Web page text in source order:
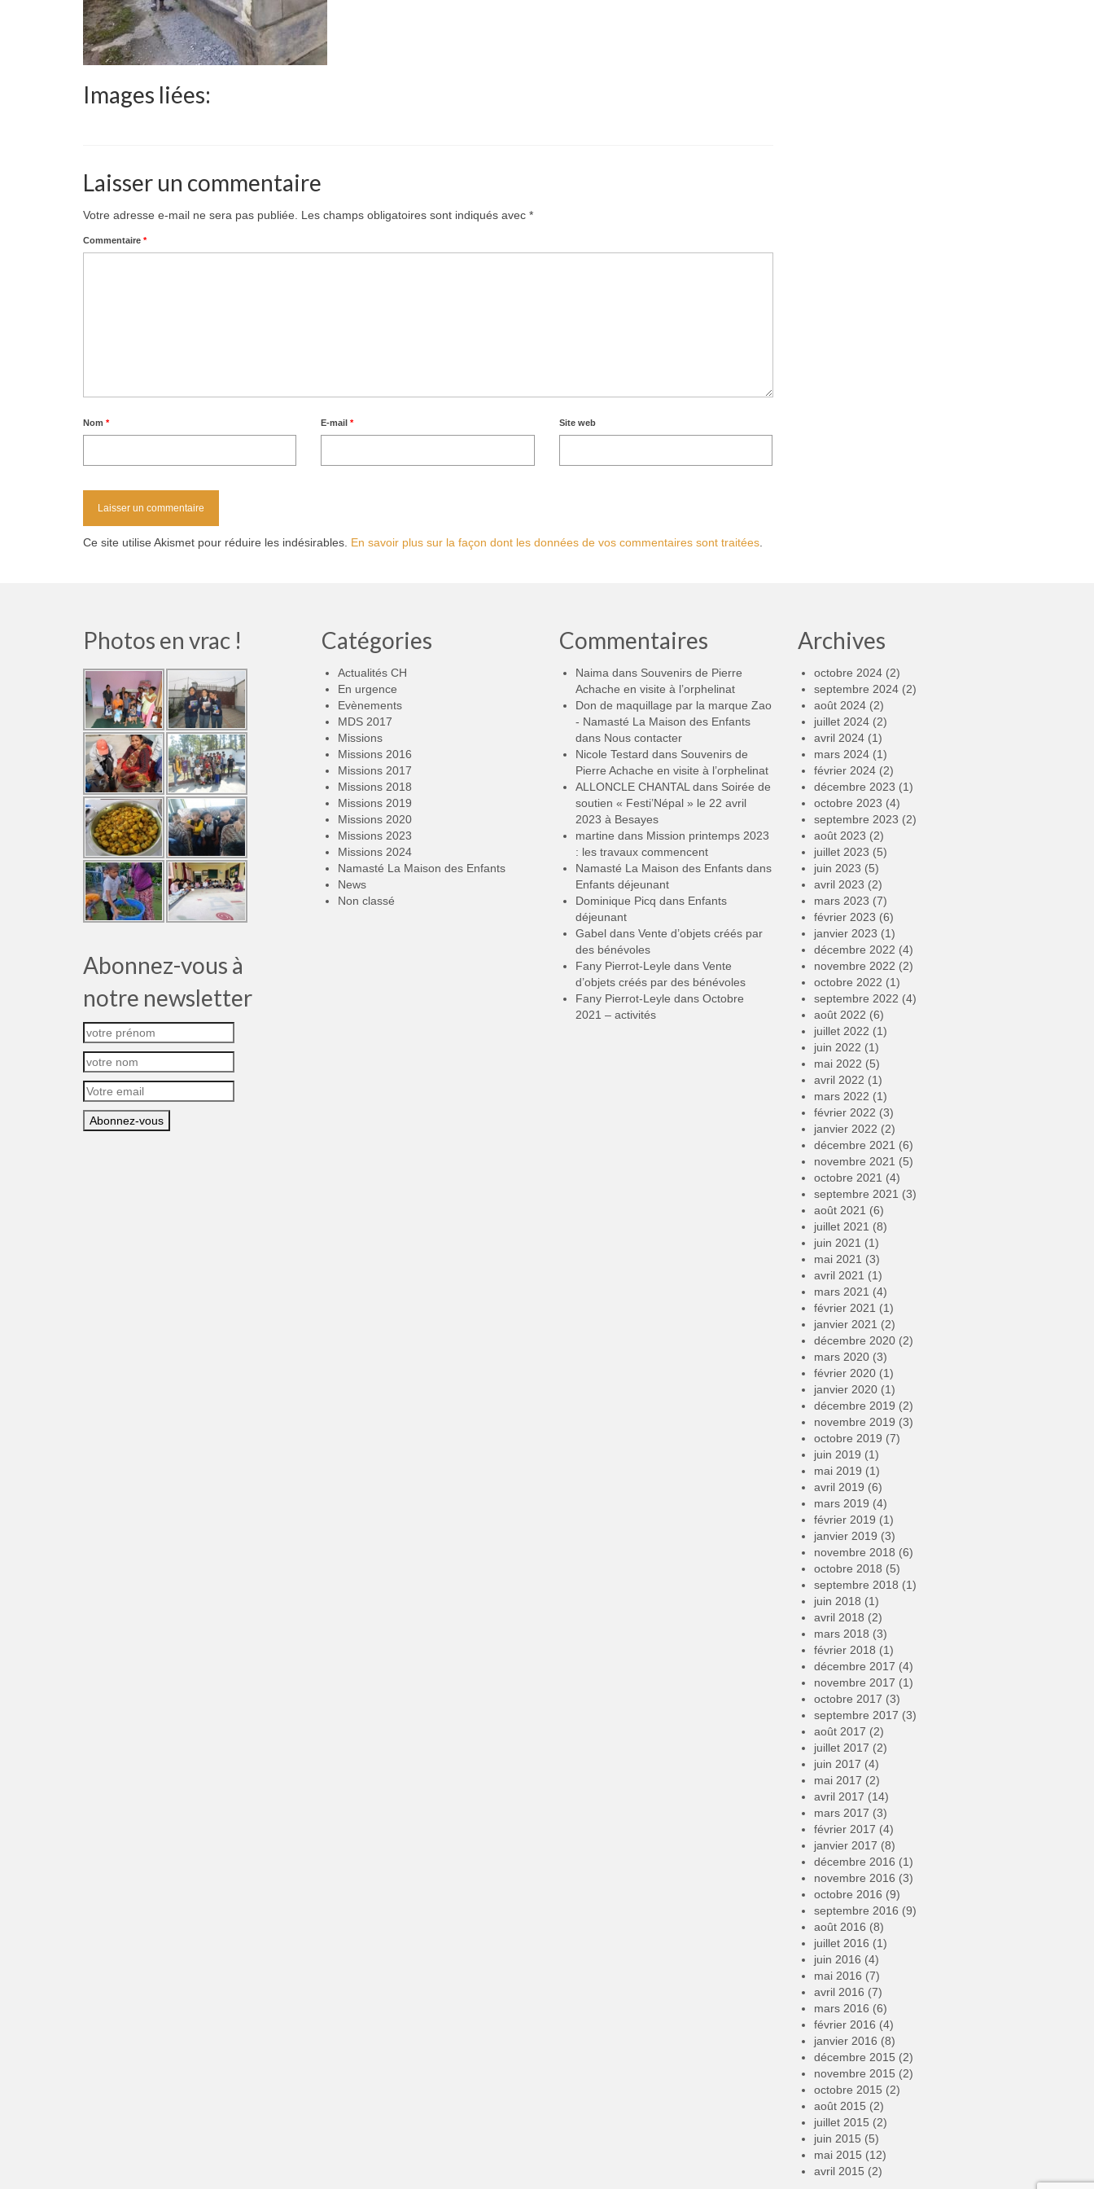
Images liées:
Laisser un commentaire
Votre adresse e-mail ne sera pas publiée. Les champs obligatoires sont indiqués avec *
Commentaire *
Nom * E-mail* Site web
Ce site utilise Akismet pour réduire les indésirables. En savoir plus sur la façon dont les données de vos commentaires sont traitées
Photos en vrac !
Abonnez-vous à
notre newsletter
Catégories
Actualités CH
En urgence
Evènements
MDS 2017
Missions
Missions 2016
Missions 2017
Missions 2018
Missions 2019
Missions 2020
Missions 2023
Missions 2024
Namasté La Maison des Enfants
News
Non classé
Commentaires
Naima dans Souvenirs de Pierre
Achache en visite à l’orphelinat
Don de maquillage par la marque Zao
- Namasté La Maison des Enfants
dans Nous contacter
Nicole Testard dans Souvenirs de
Pierre Achache en visite à l’orphelinat
ALLONCLE CHANTAL dans Soirée de
soutien « Festi’Népal » le 22 avril
2023 à Besayes
martine dans Mission printemps 2023
: les travaux commencent
Namasté La Maison des Enfants dans
Enfants déjeunant
Dominique Picq dans Enfants
déjeunant
Gabel dans Vente d’objets créés par
des bénévoles
Fany Pierrot-Leyle dans Vente
d’objets créés par des bénévoles
Fany Pierrot-Leyle dans Octobre
2021 – activités
Archives
octobre 2024(2)
septembre 2024(2)
août 2024(2)
juillet 2024(2)
avril 2024(1)
mars 2024(1)
février 2024(2)
décembre 2023 (1)
octobre 2023 (4)
septembre 2023 (2)
août 2023 (2)
juillet 2023 (5)
juin 2023 (5)
avril 2023 (2)
mars 2023 (7)
février 2023 (6)
janvier 2023 (1)
décembre 2022 (4)
novembre 2022 (2)
octobre 2022 (1)
septembre 2022 (4)
août 2022 (6)
juillet 2022 (1)
juin 2022 (1)
mai 2022 (5)
avril 2022 (1)
mars 2022 (1)
février 2022 (3)
janvier 2022 (2)
décembre 2021 (6)
novembre 2021 (5)
octobre 2021 (4)
septembre 2021 (3)
août 2021 (6)
juillet 2021 (8)
juin 2021 (1)
mai 2021 (3)
avril 2021 (1)
mars 2021 (4)
février 2021 (1)
janvier 2021 (2)
décembre 2020(2)
mars 2020(3)
février 2020(1)
janvier 2020(1)
décembre 2019 (2)
novembre 2019 (3)
octobre 2019 (7)
juin 2019 (1)
mai 2019 (1)
avril 2019 (6)
mars 2019 (4)
février 2019 (1)
janvier 2019 (3)
novembre 2018 (6)
octobre 2018 (5)
septembre 2018 (1)
juin 2018 (1)
avril 2018 (2)
mars 2018 (3)
février 2018 (1)
décembre 2017 (4)
novembre 2017 (1)
octobre 2017 (3)
septembre 2017 (3)
août 2017 (2)
juillet 2017 (2)
juin 2017 (4)
mai 2017 (2)
avril 2017 (14)
mars 2017 (3)
février 2017 (4)
janvier 2017 (8)
décembre 2016 (1)
novembre 2016 (3)
octobre 2016 (9)
septembre 2016 (9)
août 2016 (8)
juillet 2016 (1)
juin 2016 (4)
mai 2016 (7)
avril 2016 (7)
mars 2016 (6)
février 2016 (4)
janvier 2016 (8)
décembre 2015 (2)
novembre 2015 (2)
octobre 2015 (2)
août 2015 (2)
juillet 2015 (2)
juin 2015 (5)
mai 2015 (12)
avril 2015 (2)